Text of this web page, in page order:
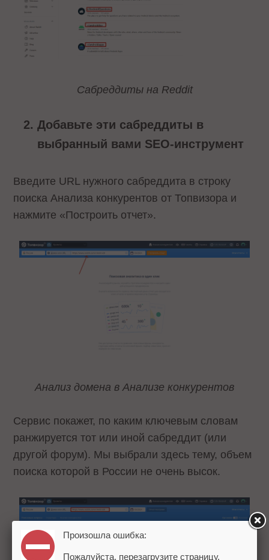
Сабреддиты на Reddit
Добавьте эти сабреддиты в
выбранный вами SEO-инструмент
Введите URL нужного сабреддита в строку
поиска Анализа конкурентов от Топвизора и
нажмите «Построить отчет».
Анализ домена в Анализе конкурентов
Сервис покажет, по каким ключевым словам
ранжируется тот или иной сабреддит (или
другой форум). Мы выбрали здесь тему, объем
поиска которой в России не очень высок.
Произошла ошибка:
Пожалуйста, перезагрузите страницу.